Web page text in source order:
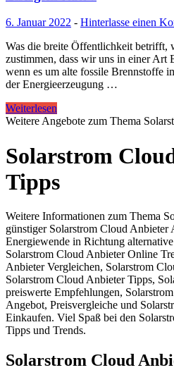
6. Januar 2022 - Hinterlasse einen
Was die breite Öffentlichkeit betrifft,
zustimmen, dass wir uns in einer Art
wenn es um alte fossile Brennstoffe
der Energieerzeugung …
Weiterlesen
Weitere Angebote zum Thema
Solarstrom
Tipps
Weitere Informationen zum Thema
günstiger Solarstrom Cloud Anbieter
Energiewende in Richtung
Solarstrom Cloud Anbieter Online
Anbieter Vergleichen, Solarstrom
Solarstrom Cloud Anbieter Tipps,
preiswerte Empfehlungen,
Angebot, Preisvergleiche und
Einkaufen. Viel Spaß bei den
Tipps und Trends.
Solarstrom Cloud